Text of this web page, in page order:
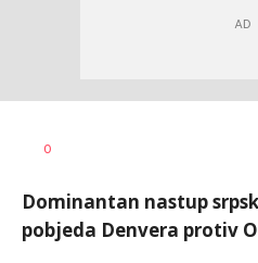
AUTOR
0
Dominantan nastup
pobjeda Denvera protiv